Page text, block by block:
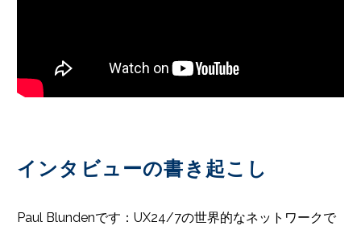
インタビューの書き起こし
Paul Blundenです：UX24/7の世界的なネットワークで